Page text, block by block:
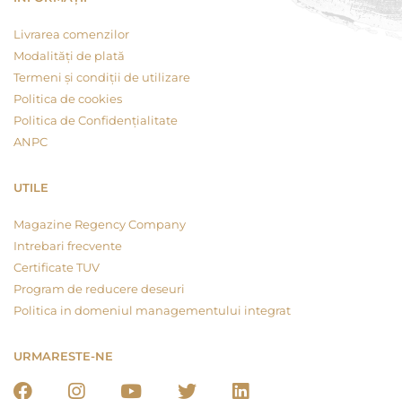
Livrarea comenzilor
Modalități de plată
Termeni și condiții de utilizare
Politica de cookies
Politica de Confidențialitate
ANPC
UTILE
Magazine Regency Company
Intrebari frecvente
Certificate TUV
Program de reducere deseuri
Politica in domeniul managementului integrat
URMARESTE-NE